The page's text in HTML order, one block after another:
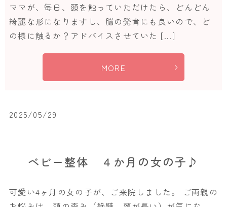
ママが、毎日、頭を触っていただけたら、どんどん
綺麗な形になりますし、脳の発育にも良いので、ど
の様に触るか？アドバイスさせていた […]
MORE
2025/05/29
ベビー整体 ４か月の女の子♪
可愛い4ヶ月の女の子が、ご来院しました。 ご両親の